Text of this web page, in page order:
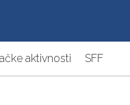
aktivnosti SFF